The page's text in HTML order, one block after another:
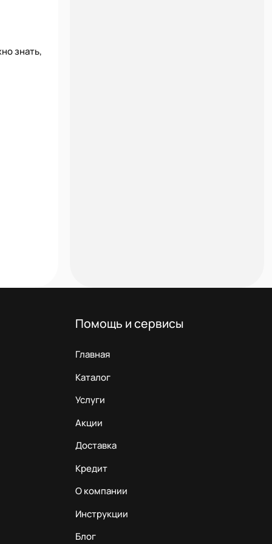
знать,
Помощь и сервисы
Главная
Каталог
Услуги
Акции
Доставка
Кредит
О компании
Инструкции
Блог